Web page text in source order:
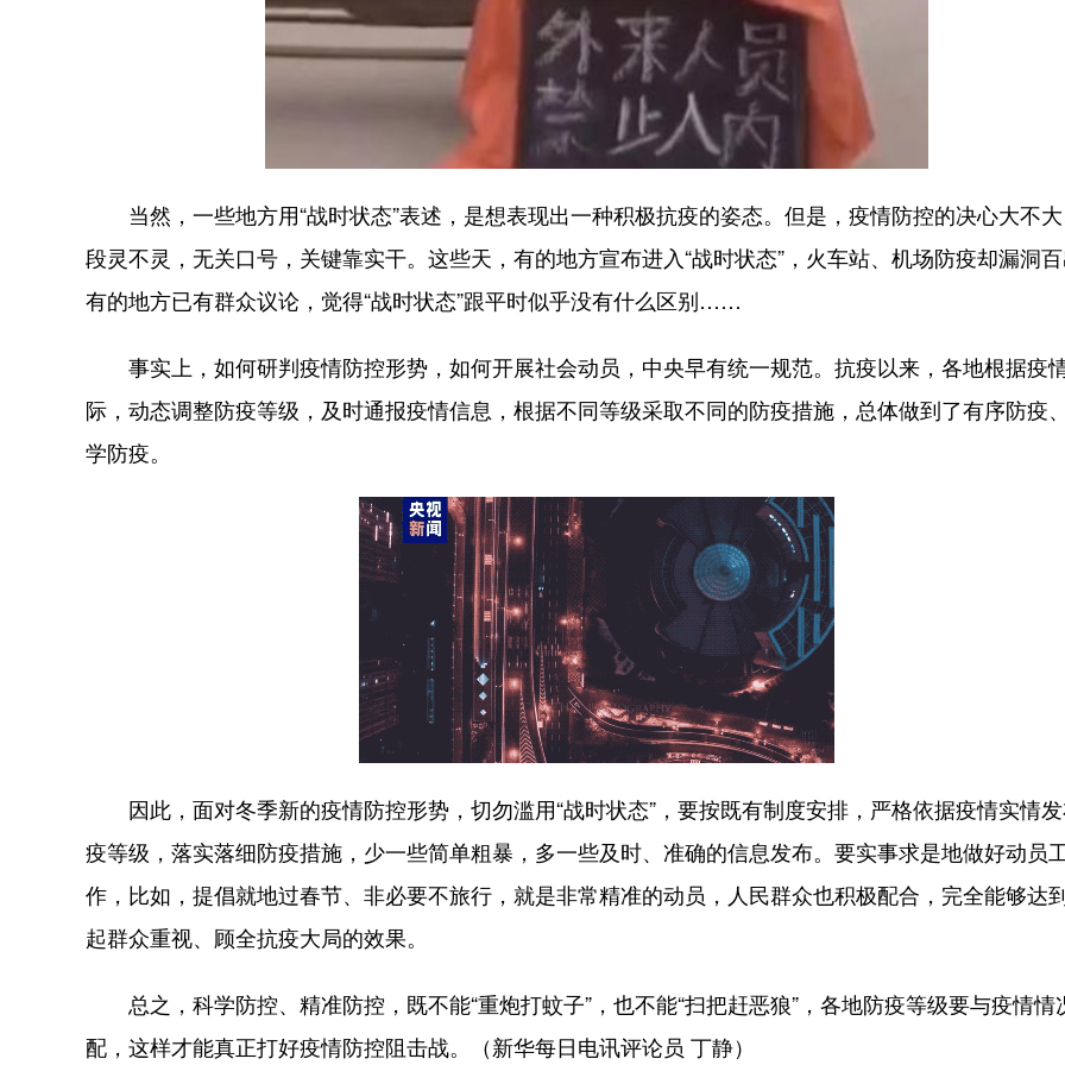
当然，一些地方用“战时状态”表述，是想表现出一种积极抗疫的姿态。但是，疫情防控的决心大不
段灵不灵，无关口号，关键靠实干。这些天，有的地方宣布进入“战时状态”，火车站、机场防疫却漏洞百
有的地方已有群众议论，觉得“战时状态”跟平时似乎没有什么区别……
事实上，如何研判疫情防控形势，如何开展社会动员，中央早有统一规范。抗疫以来，各地根据疫
际，动态调整防疫等级，及时通报疫情信息，根据不同等级采取不同的防疫措施，总体做到了有序防疫
学防疫。
因此，面对冬季新的疫情防控形势，切勿滥用“战时状态”，要按既有制度安排，严格依据疫情实情
疫等级，落实落细防疫措施，少一些简单粗暴，多一些及时、准确的信息发布。要实事求是地做好动员
作，比如，提倡就地过春节、非必要不旅行，就是非常精准的动员，人民群众也积极配合，完全能够达
起群众重视、顾全抗疫大局的效果。
总之，科学防控、精准防控，既不能“重炮打蚊子”，也不能“扫把赶恶狼”，各地防疫等级要与疫情情
配，这样才能真正打好疫情防控阻击战。（新华每日电讯评论员 丁静）